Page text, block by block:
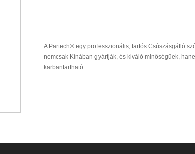
A Partech® egy professzionális, tartós Csúszásgátló
nemcsak Kínában gyártják, és kiváló minőségűek,
karbantartható.